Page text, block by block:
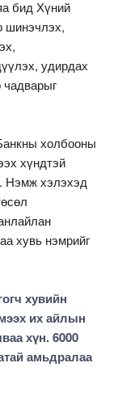
бид Хүний
шинэчлэх,
удирдах
холбооны
хүндтэй
Нэмж хэлэхэд
хувь нэмрийг
хувийн
их айлын
хүн. 6000
амьдралаа